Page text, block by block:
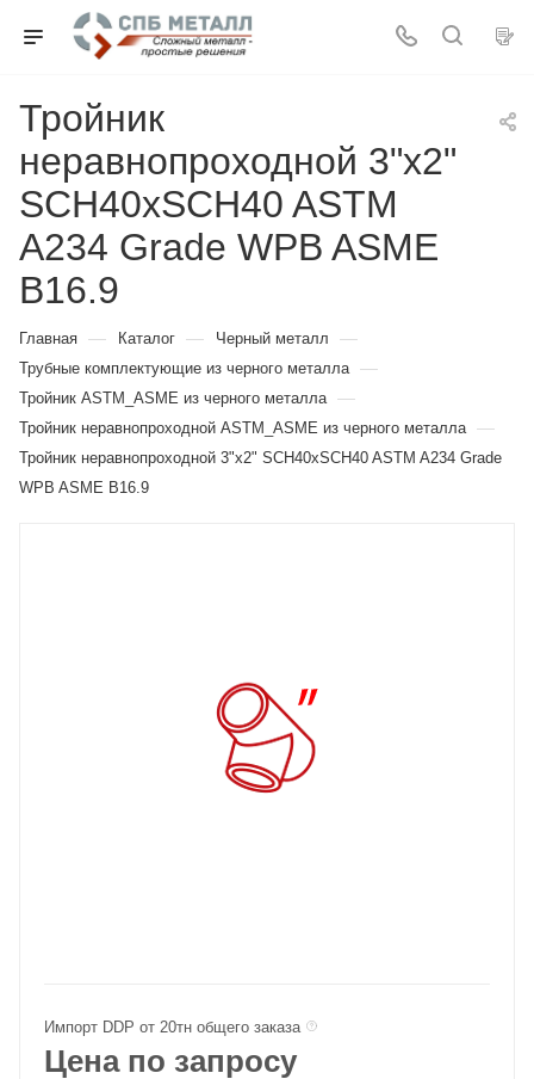
Тройник
неравнопроходной 3"х2"
SCH40хSCH40 ASTM
A234 Grade WPB ASME
B16.9
Главная — Каталог — Черный металл —
Трубные комплектующие из черного металла —
Тройник ASTM_ASME из черного металла —
Тройник неравнопроходной ASTM_ASME из черного металла —
Тройник неравнопроходной 3"х2" SCH40хSCH40 ASTM A234 Grade
WPB ASME B16.9
Импорт DDP от 20тн общего заказа
Цена по запросу